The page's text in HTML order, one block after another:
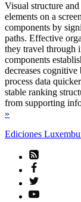
Visual structure
elements on a
components by
paths. Effective
they travel through
components
decreases
process data
stable ranking
from supporting
»
and
patterns
Ediciones